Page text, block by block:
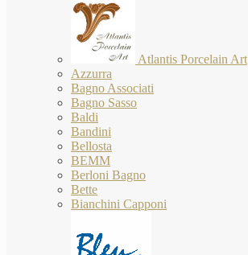
Atlantis Porcelain Art
Azzurra
Bagno Associati
Bagno Sasso
Baldi
Bandini
Bellosta
BEMM
Berloni Bagno
Bette
Bianchini Capponi